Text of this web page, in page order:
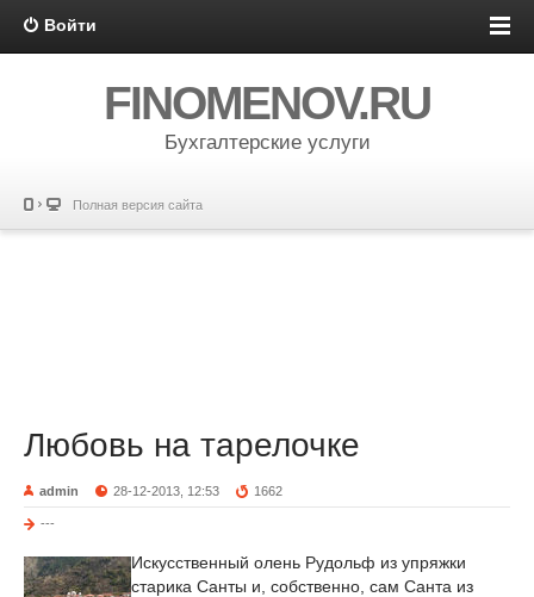
Войти
FINOMENOV.RU
Бухгалтерские услуги
Полная версия сайта
Любовь на тарелочке
admin 28-12-2013, 12:53 1662
---
Искусственный олень Рудольф из упряжки
старика Санты и, собственно, сам Санта из